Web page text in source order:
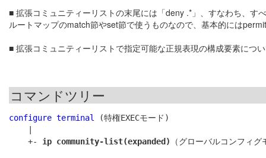
■ 拡張コミュニティーリストの末尾には「deny .*」、すなわち、
ルートマップのmatch節やset節で使うものなので、基本的には
■ 拡張コミュニティーリストで指定可能な正規表現の構成要素につ
コマンドツリー
configure terminal
(特権EXECモード)
    +-
ip community-list(expanded)